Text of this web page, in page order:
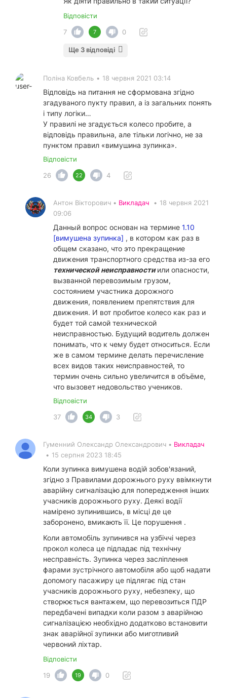
Відповісти
7
7 0
Ще 3 відповіді
Поліна Ковбель • 18 червня 2021 03:14
Відповідь на питання не сформована згідно
згадуваного пукту правил, а із загальних понять
і типу логіки…
У правилі не згадується колесо пробите, а
відповідь правильна, але тільки логічно, не за
пунктом правил «вимушина зупинка».
Відповісти
26
22 4
Антон Вікторович • Викладач • 18 червня 2021
09:06
Данный вопрос основан на термине 1.10
[вимушена зупинка] , в котором как раз в
общем сказано, что это прекращение
движения транспортного средства из-за его
технической неисправностиили опасности,
вызванной перевозимым грузом,
состоянием участника дорожного
движения, появлением препятствия для
движения. И вот пробитое колесо как раз и
будет той самой технической
неисправностью. Будущий водитель должен
понимать, что к чему будет относиться. Если
же в самом термине делать перечисление
всех видов таких неисправностей, то
термин очень сильно увеличится в объёме,
что вызовет недовольство учеников.
Відповісти
37
34 3
Гуменний Олександр Олександрович • Викладач
• 15 серпня 2023 18:45
Коли зупинка вимушена водій зобов'язаний,
згідно з Правилами дорожнього руху ввімкнути
аварійну сигналізацію для попередження інших
учасників дорожнього руху. Деякі водії
намірено зупинившись, в місці де це
заборонено, вмикають її. Це порушення .
Коли автомобіль зупинився на узбіччі через
прокол колеса це підпадає під технічну
несправність. Зупинка через засліплення
фарами зустрічного автомобіля або щоб надати
допомогу пасажиру це підлягає під стан
учасників дорожнього руху, небезпеку, що
створюється вантажем, що перевозиться ПДР
передбачені випадки коли разом з аварійною
сигналізацією необхідно додатково встановити
знак аварійної зупинки або миготливий
червоний ліхтар.
Відповісти
19
19 0